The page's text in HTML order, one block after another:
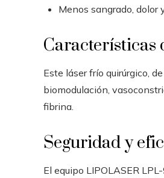
Menos sangrado, dolor
Características
Este láser frío quirúrgico,
biomodulación,
fibrina.
Seguridad y
El equipo LIPOLASER